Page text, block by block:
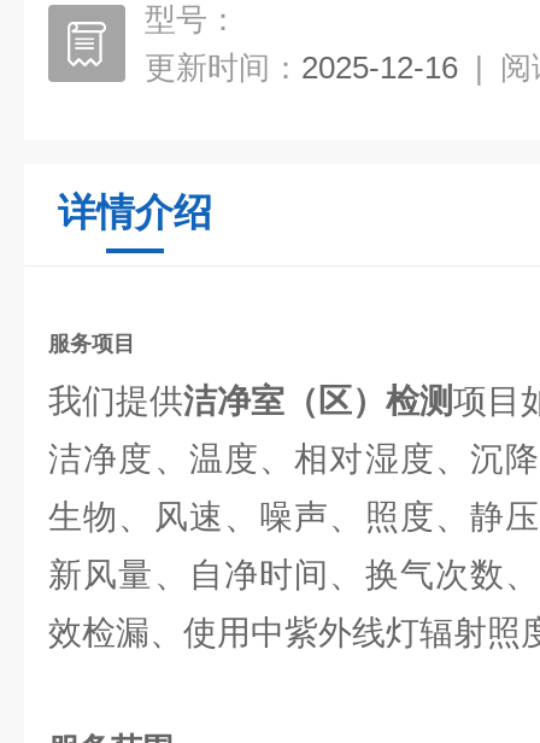
型号：
更新时间： 2025-12-16 | 阅
详情介绍
服务项目
我们提供洁净室（区）检测项目
洁净度、温度、相对湿度、沉
生物、风速、噪声、照度、静
新风量、自净时间、换气次数
效检漏、使用中紫外线灯辐射照